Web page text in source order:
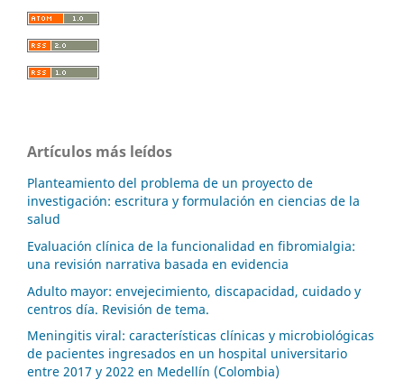
Artículos más leídos
Planteamiento del problema de un proyecto de
investigación: escritura y formulación en ciencias de la
salud
Evaluación clínica de la funcionalidad en fibromialgia:
una revisión narrativa basada en evidencia
Adulto mayor: envejecimiento, discapacidad, cuidado y
centros día. Revisión de tema.
Meningitis viral: características clínicas y microbiológicas
de pacientes ingresados en un hospital universitario
entre 2017 y 2022 en Medellín (Colombia)